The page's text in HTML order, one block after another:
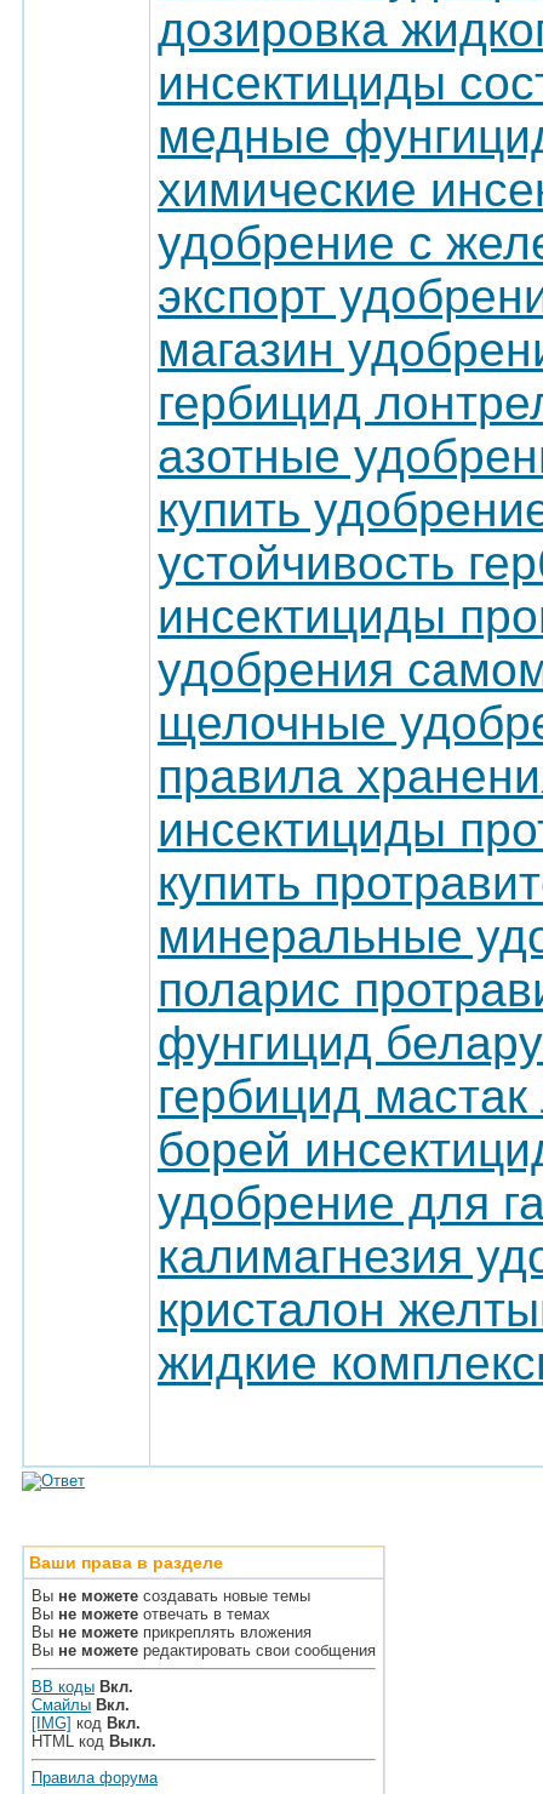
дозировка
инсектициды
медные
химические
удобрение с
экспорт
магазин
гербицид
азотные
купить
устойчивость
инсектициды
удобрения
щелочные
правила
инсектициды
купить
минеральные
поларис
фунгицид
гербицид
борей
удобрение для
калимагнезия
кристалон
жидкие
Ваши права в разделе
Вы не можете создавать новые темы
Вы не можете отвечать в темах
Вы не можете прикреплять вложения
Вы не можете редактировать свои сообщения
BB коды Вкл.
Смайлы Вкл.
[IMG] код Вкл.
HTML код Выкл.
Правила форума